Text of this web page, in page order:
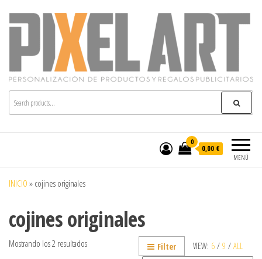
Pixelart
Especialistas en textil publicitario y regalos
personalizados en móstoles
MENÚ
0
0,00 €
INICIO » cojines originales
cojines originales
VIEW: 6 / 9 / ALL
Filter
Mostrando los 2 resultados